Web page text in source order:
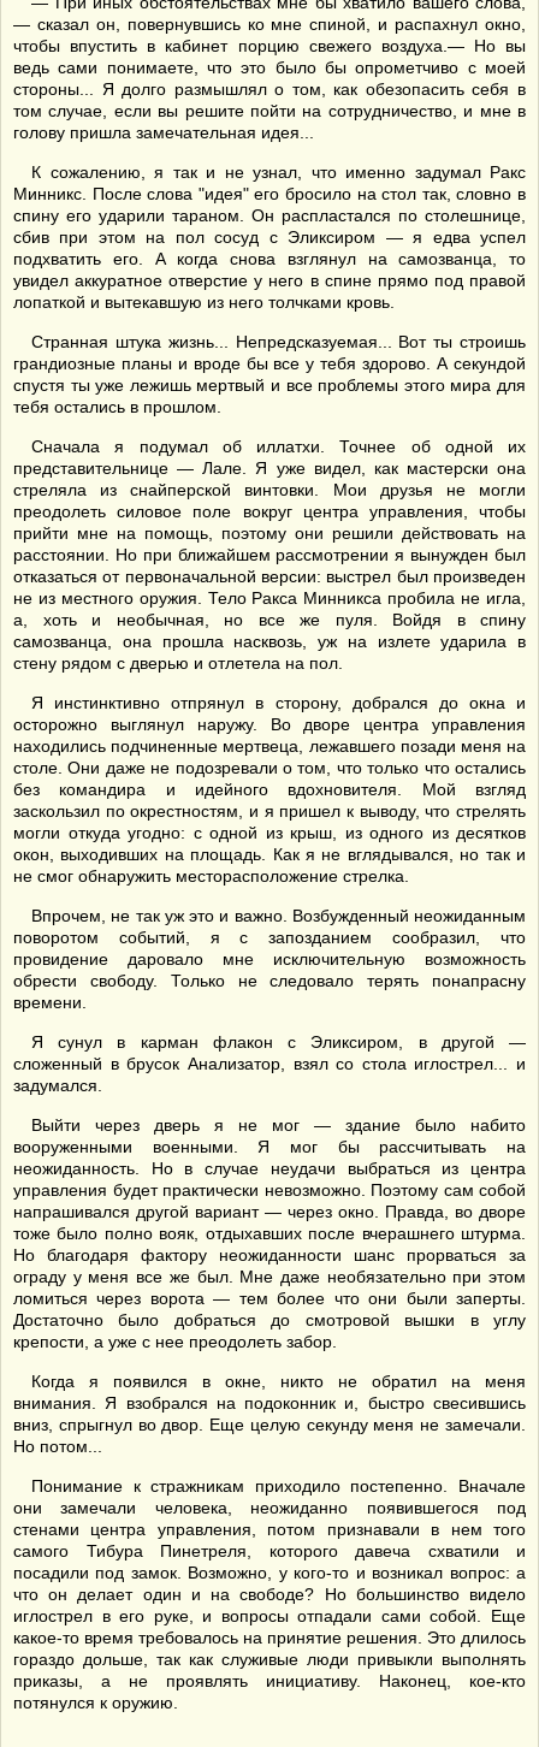
— сказал он, повернувшись ко мне спиной, и распахнул окно,
чтобы впустить в кабинет порцию свежего воздуха.— Но вы
ведь сами понимаете, что это было бы опрометчиво с моей
стороны... Я долго размышлял о том, как обезопасить себя в
том случае, если вы решите пойти на сотрудничество, и мне в
голову пришла замечательная идея...
К сожалению, я так и не узнал, что именно задумал Ракс
Минникс. После слова "идея" его бросило на стол так, словно в
спину его ударили тараном. Он распластался по столешнице,
сбив при этом на пол сосуд с Эликсиром — я едва успел
подхватить его. А когда снова взглянул на самозванца, то
увидел аккуратное отверстие у него в спине прямо под правой
лопаткой и вытекавшую из него толчками кровь.
Странная штука жизнь... Непредсказуемая... Вот ты строишь
грандиозные планы и вроде бы все у тебя здорово. А секундой
спустя ты уже лежишь мертвый и все проблемы этого мира для
тебя остались в прошлом.
Сначала я подумал об иллатхи. Точнее об одной их
представительнице — Лале. Я уже видел, как мастерски она
стреляла из снайперской винтовки. Мои друзья не могли
преодолеть силовое поле вокруг центра управления, чтобы
прийти мне на помощь, поэтому они решили действовать на
расстоянии. Но при ближайшем рассмотрении я вынужден был
отказаться от первоначальной версии: выстрел был произведен
не из местного оружия. Тело Ракса Минникса пробила не игла,
а, хоть и необычная, но все же пуля. Войдя в спину
самозванца, она прошла насквозь, уж на излете ударила в
стену рядом с дверью и отлетела на пол.
Я инстинктивно отпрянул в сторону, добрался до окна и
осторожно выглянул наружу. Во дворе центра управления
находились подчиненные мертвеца, лежавшего позади меня на
столе. Они даже не подозревали о том, что только что остались
без командира и идейного вдохновителя. Мой взгляд
заскользил по окрестностям, и я пришел к выводу, что стрелять
могли откуда угодно: с одной из крыш, из одного из десятков
окон, выходивших на площадь. Как я не вглядывался, но так и
не смог обнаружить месторасположение стрелка.
Впрочем, не так уж это и важно. Возбужденный неожиданным
поворотом событий, я с запозданием сообразил, что
провидение даровало мне исключительную возможность
обрести свободу. Только не следовало терять понапрасну
времени.
Я сунул в карман флакон с Эликсиром, в другой —
сложенный в брусок Анализатор, взял со стола иглострел... и
задумался.
Выйти через дверь я не мог — здание было набито
вооруженными военными. Я мог бы рассчитывать на
неожиданность. Но в случае неудачи выбраться из центра
управления будет практически невозможно. Поэтому сам собой
напрашивался другой вариант — через окно. Правда, во дворе
тоже было полно вояк, отдыхавших после вчерашнего штурма.
Но благодаря фактору неожиданности шанс прорваться за
ограду у меня все же был. Мне даже необязательно при этом
ломиться через ворота — тем более что они были заперты.
Достаточно было добраться до смотровой вышки в углу
крепости, а уже с нее преодолеть забор.
Когда я появился в окне, никто не обратил на меня
внимания. Я взобрался на подоконник и, быстро свесившись
вниз, спрыгнул во двор. Еще целую секунду меня не замечали.
Но потом...
Понимание к стражникам приходило постепенно. Вначале
они замечали человека, неожиданно появившегося под
стенами центра управления, потом признавали в нем того
самого Тибура Пинетреля, которого давеча схватили и
посадили под замок. Возможно, у кого-то и возникал вопрос: а
что он делает один и на свободе? Но большинство видело
иглострел в его руке, и вопросы отпадали сами собой. Еще
какое-то время требовалось на принятие решения. Это длилось
гораздо дольше, так как служивые люди привыкли выполнять
приказы, а не проявлять инициативу. Наконец, кое-кто
потянулся к оружию.